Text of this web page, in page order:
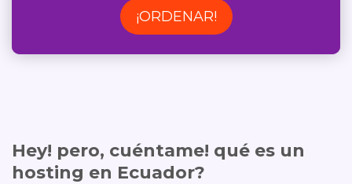
¡ORDENAR!
Hey! pero, cuéntame! qué es un
hosting en Ecuador?